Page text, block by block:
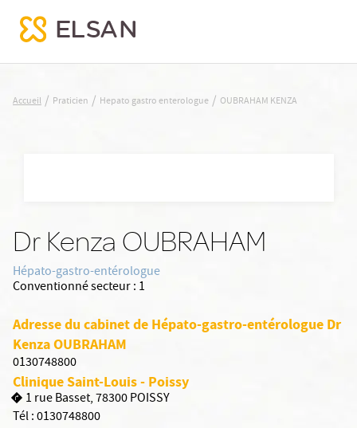
OUBRAHAM KENZA
Accueil / Praticien / Hepato gastro enterologue / OUBRAHAM KENZA
Dr Kenza OUBRAHAM
Hépato-gastro-entérologue
Conventionné secteur : 1
Adresse du cabinet de Hépato-gastro-entérologue Dr
Kenza OUBRAHAM
0130748800
Clinique Saint-Louis - Poissy
1 rue Basset, 78300 POISSY
Tél :0130748800